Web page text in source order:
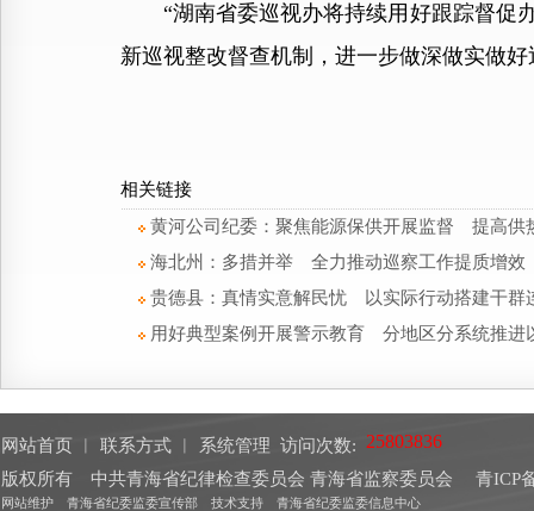
“湖南省委巡视办将持续用好跟踪督促办
新巡视整改督查机制，进一步做深做实做
相关链接
黄河公司纪委：聚焦能源保供开展监督 提高供
海北州：多措并举 全力推动巡察工作提质增效
贵德县：真情实意解民忧 以实际行动搭建干群
用好典型案例开展警示教育 分地区分系统推进
网站首页 联系方式 系统管理 访问次数:
版权所有 中共青海省纪律检查委员会 青海省监察委员会
青ICP
网站维护 青海省纪委监委宣传部 技术支持 青海省纪委监委信息中心